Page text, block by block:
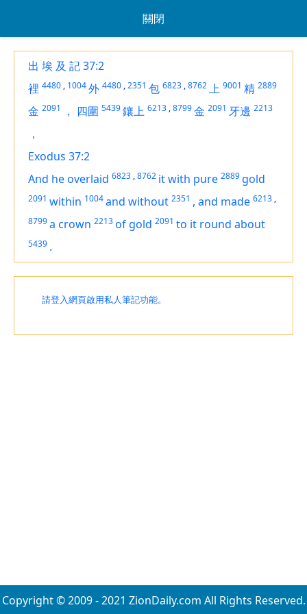
關閉
出 埃 及 記 37:2
裡 4480 , 1004外 4480 ,2351 包 6823 ,8762上 9001 精 2889
金 2091 ， 四圍 5439鑲上 6213 ,8799金 2091 牙邊 2213
，
Exodus 37:2
And he overlaid 6823 ,8762 it with pure 2889 gold
2091 within 1004and without 2351 , and made 6213 ,
8799a crown 2213of gold 2091 to it round about
5439 .
請登入網頁啟用私人筆記功能。
Copyright © 2009 - 2021 ZionDaily.com All Rights Reserved.